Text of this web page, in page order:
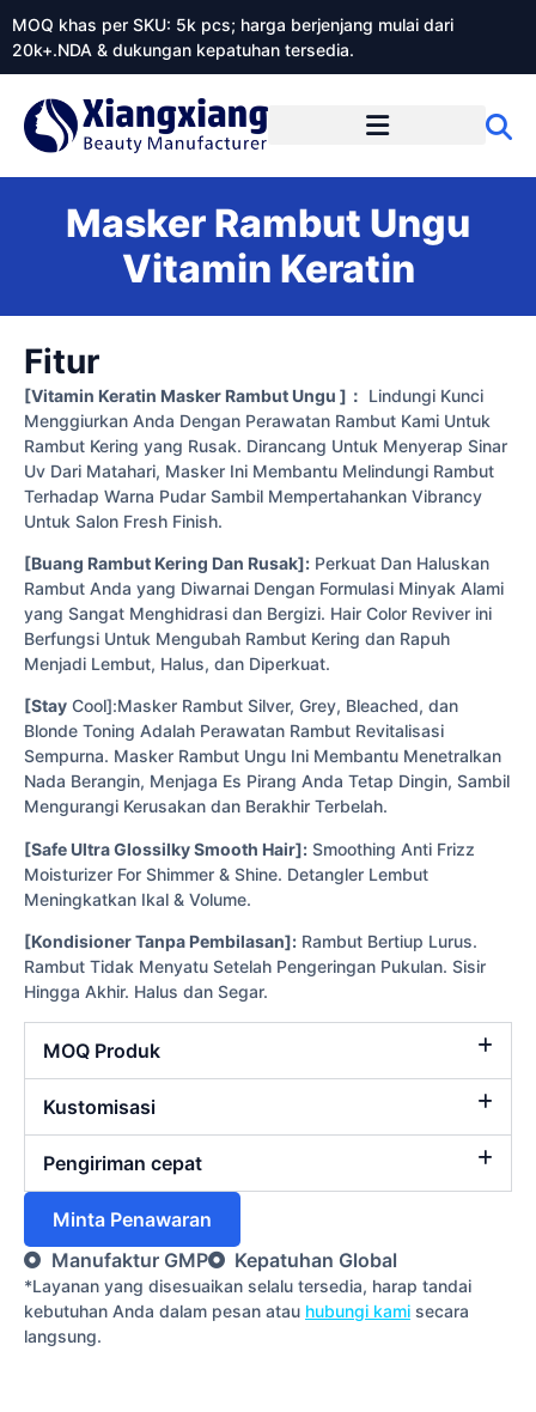
MOQ khas per SKU: 5k pcs; harga berjenjang mulai dari
20k+.NDA & dukungan kepatuhan tersedia.
Masker Rambut Ungu
Vitamin Keratin
Fitur
[Vitamin Keratin Masker Rambut Ungu ]： Lindungi Kunci
Menggiurkan Anda Dengan Perawatan Rambut Kami Untuk
Rambut Kering yang Rusak. Dirancang Untuk Menyerap Sinar
Uv Dari Matahari, Masker Ini Membantu Melindungi Rambut
Terhadap Warna Pudar Sambil Mempertahankan Vibrancy
Untuk Salon Fresh Finish.
[Buang Rambut Kering Dan Rusak]: Perkuat Dan Haluskan
Rambut Anda yang Diwarnai Dengan Formulasi Minyak Alami
yang Sangat Menghidrasi dan Bergizi. Hair Color Reviver ini
Berfungsi Untuk Mengubah Rambut Kering dan Rapuh
Menjadi Lembut, Halus, dan Diperkuat.
[Stay Cool]:Masker Rambut Silver, Grey, Bleached, dan
Blonde Toning Adalah Perawatan Rambut Revitalisasi
Sempurna. Masker Rambut Ungu Ini Membantu Menetralkan
Nada Berangin, Menjaga Es Pirang Anda Tetap Dingin, Sambil
Mengurangi Kerusakan dan Berakhir Terbelah.
[Safe Ultra Glossilky Smooth Hair]: Smoothing Anti Frizz
Moisturizer For Shimmer & Shine. Detangler Lembut
Meningkatkan Ikal & Volume.
[Kondisioner Tanpa Pembilasan]: Rambut Bertiup Lurus.
Rambut Tidak Menyatu Setelah Pengeringan Pukulan. Sisir
Hingga Akhir. Halus dan Segar.
MOQ Produk
Kustomisasi
Pengiriman cepat
Minta Penawaran
Manufaktur GMP
Kepatuhan Global
*Layanan yang disesuaikan selalu tersedia, harap tandai
kebutuhan Anda dalam pesan atau hubungi kami secara
langsung.